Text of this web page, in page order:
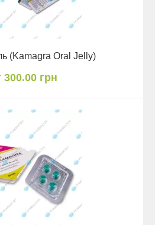
(Kamagra Oral Jelly)
300.00 грн